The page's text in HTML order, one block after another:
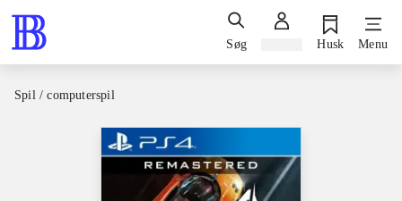
Søg Husk Menu
Spil / computerspil